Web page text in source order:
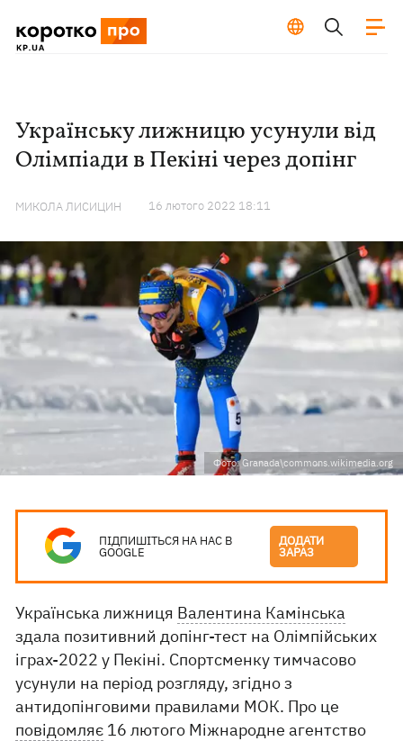
Українську лижницю усунули від
Олімпіади в Пекіні через допінг
МИКОЛА ЛИСИЦИН 16 лютого 2022 18:11
Фото: Granada\commons.wikimedia.org
ПІДПИШІТЬСЯ НА НАС В
GOOGLE
ДОДАТИ
ЗАРАЗ
Українська лижниця Валентина Камінська
здала позитивний допінг-тест на Олімпійських
іграх-2022 у Пекіні. Спортсменку тимчасово
усунули на період розгляду, згідно з
антидопінговими правилами МОК. Про це
повідомляє 16 лютого Міжнародне агентство